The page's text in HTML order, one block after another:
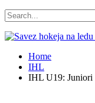
Home
IHL
IHL U19: Juniori